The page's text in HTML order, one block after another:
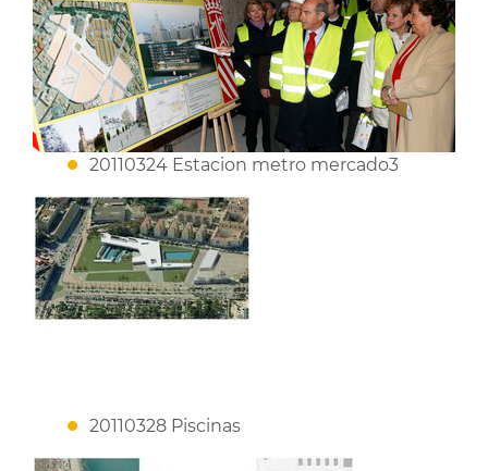
20110324 Estacion metro mercado3
20110328 Piscinas